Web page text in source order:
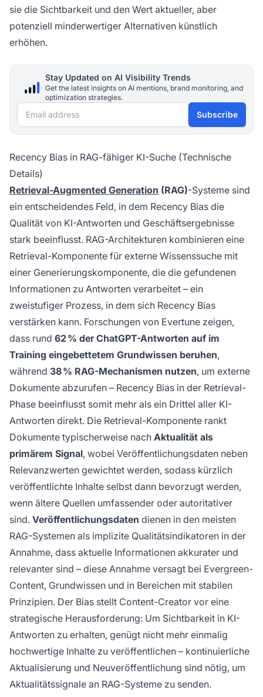
sie die Sichtbarkeit und den Wert aktueller, aber
potenziell minderwertiger Alternativen künstlich
erhöhen.
Stay Updated on AI Visibility Trends
Get the latest insights on AI mentions, brand monitoring, and
optimization strategies.
Email address Subscribe
Recency Bias in RAG-fähiger KI-Suche (Technische
Details)
Retrieval-Augmented Generation (RAG)-Systeme sind
ein entscheidendes Feld, in dem Recency Bias die
Qualität von KI-Antworten und Geschäftsergebnisse
stark beeinflusst. RAG-Architekturen kombinieren eine
Retrieval-Komponente für externe Wissenssuche mit
einer Generierungskomponente, die die gefundenen
Informationen zu Antworten verarbeitet – ein
zweistufiger Prozess, in dem sich Recency Bias
verstärken kann. Forschungen von Evertune zeigen,
dass rund 62 % der ChatGPT-Antworten auf im
Training eingebettetem Grundwissen beruhen,
während 38 % RAG-Mechanismen nutzen, um externe
Dokumente abzurufen – Recency Bias in der Retrieval-
Phase beeinflusst somit mehr als ein Drittel aller KI-
Antworten direkt. Die Retrieval-Komponente rankt
Dokumente typischerweise nach Aktualität als
primärem Signal, wobei Veröffentlichungsdaten neben
Relevanzwerten gewichtet werden, sodass kürzlich
veröffentlichte Inhalte selbst dann bevorzugt werden,
wenn ältere Quellen umfassender oder autoritativer
sind. Veröffentlichungsdaten dienen in den meisten
RAG-Systemen als implizite Qualitätsindikatoren in der
Annahme, dass aktuelle Informationen akkurater und
relevanter sind – diese Annahme versagt bei Evergreen-
Content, Grundwissen und in Bereichen mit stabilen
Prinzipien. Der Bias stellt Content-Creator vor eine
strategische Herausforderung: Um Sichtbarkeit in KI-
Antworten zu erhalten, genügt nicht mehr einmalig
hochwertige Inhalte zu veröffentlichen – kontinuierliche
Aktualisierung und Neuveröffentlichung sind nötig, um
Aktualitätssignale an RAG-Systeme zu senden.